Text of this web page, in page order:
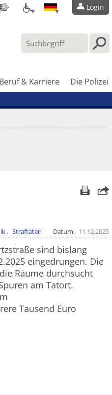
Login
Beruf & Karriere Die Polizei
Straftaten Datum 11.12.2025
sind bislang
eingedrungen. Die
Räume durchsucht
am Tatort.
Tausend Euro